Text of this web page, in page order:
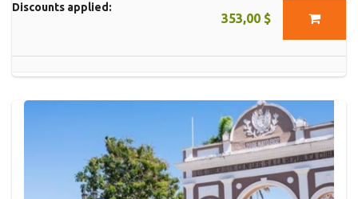
353,00 $
Discounts applied: